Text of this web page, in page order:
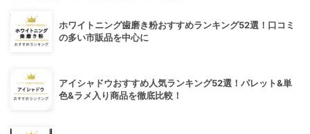
ホワイトニング歯磨き粉おすすめランキング52選！口コミ
の多い市販品を中心に
アイシャドウおすすめ人気ランキング52選！パレット&単
色&ラメ入り商品を徹底比較！